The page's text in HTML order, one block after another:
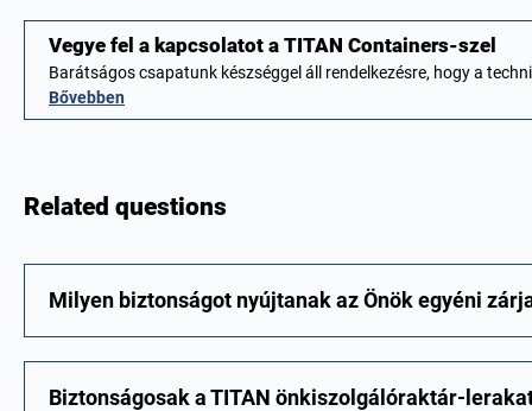
Vegye fel a kapcsolatot a TITAN Containers-szel
Barátságos csapatunk készséggel áll rendelkezésre, hogy a
Bővebben
Related questions
Milyen biztonságot nyújtanak az Önök egyéni
Biztonságosak a TITAN önkiszolgálóraktár-